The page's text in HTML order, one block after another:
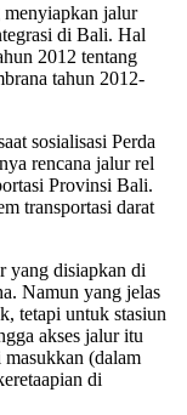
menyiapkan jalur
di Bali. Hal
2012 tentang
tahun 2012-
sosialisasi Perda
rencana jalur rel
Provinsi Bali.
transportasi darat
yang disiapkan di
Namun yang jelas
tetapi untuk stasiun
akses jalur itu
(dalam
di